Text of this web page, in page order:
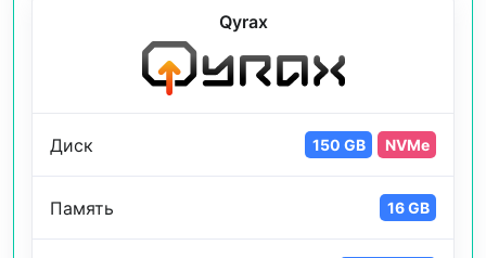
Qyrax
Диск 150 GB NVMe
Память 16 GB